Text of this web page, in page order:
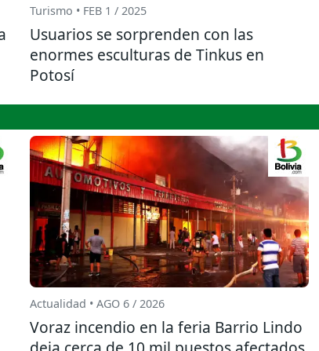
Turismo • FEB 1 / 2025
Usuarios se sorprenden con las
enormes esculturas de Tinkus en
Potosí
Actualidad • AGO 6 / 2026
Voraz incendio en la feria Barrio Lindo